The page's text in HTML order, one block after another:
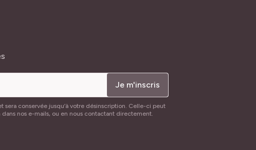
Je m'inscris
conservée jusqu’à votre désinscription. Celle-ci peut
nos e-mails, ou en nous contactant directement.